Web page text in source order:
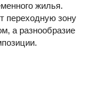
жилья.
переходную зону
а разнообразие